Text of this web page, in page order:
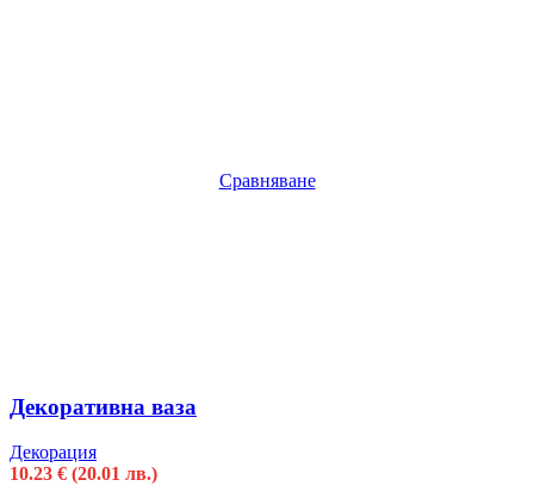
Сравняване
Декоративна ваза
Декорация
10.23 € (20.01 лв.)